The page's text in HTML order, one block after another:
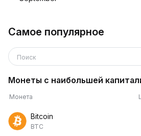
Самое популярное
Поиск
Монеты с наибольшей
Монета
Bitcoin
BTC